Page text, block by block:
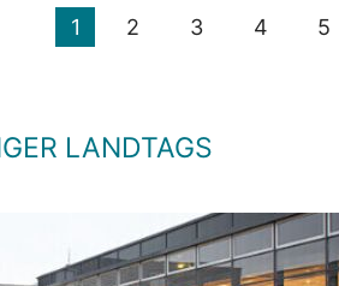
1 2 3 4 5
LANDTAGS